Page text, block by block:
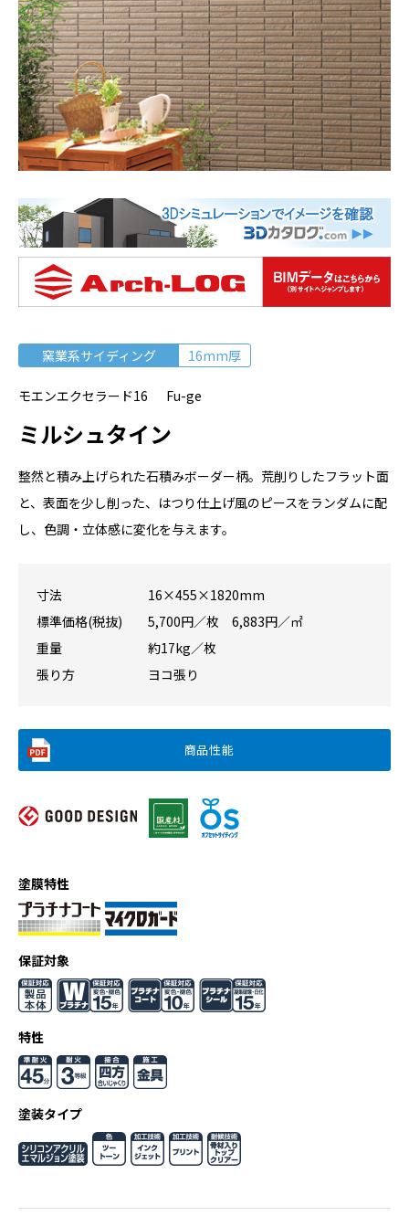
窯業系サイディング 16mm厚
モエンエクセラード16 Fu-ge
ミルシュタイン
整然と積み上げられた石積みボーダー柄。荒削りしたフラット面
と、表面を少し削った、はつり仕上げ風のピースをランダムに配
し、色調・立体感に変化を与えます。
寸法
16×455×1820mm
標準価格(税抜)
5,700円／枚 6,883円／㎡
重量
約17kg／枚
張り方
ヨコ張り
商品性能
塗膜特性
保証対象
特性
塗装タイプ